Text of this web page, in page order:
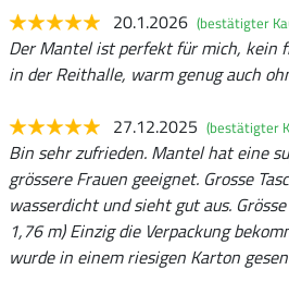
20.1.2026 (bestätigter
Der Mantel ist perfekt für mich, kein
in der Reithalle, warm genug auch
27.12.2025 (bestätigter
Bin sehr zufrieden. Mantel hat eine
grössere Frauen geeignet. Grosse
wasserdicht und sieht gut aus.
1,76 m) Einzig die Verpackung
wurde in einem riesigen Karton